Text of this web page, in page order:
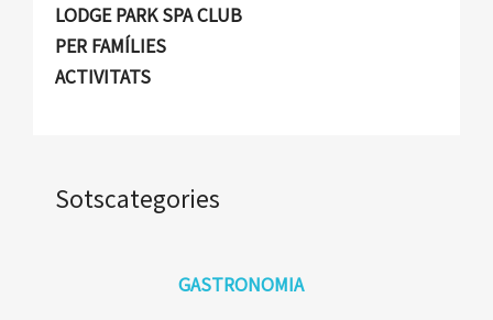
LODGE PARK SPA CLUB
PER FAMÍLIES
ACTIVITATS
Sotscategories
GASTRONOMIA